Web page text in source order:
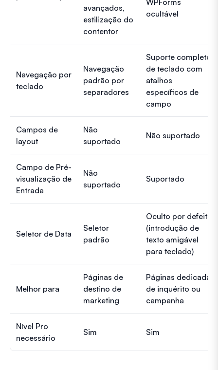
avançados,
estilização do
contentor
ocultável
Navegação por
teclado
Navegação
padrão por
separadores
Suporte completo
de teclado com
atalhos
específicos de
campo
Campos de
layout
Não
suportado
Não suportado
Campo de Pré-
visualização de
Entrada
Não
suportado
Suportado
Seletor de Data
Seletor
padrão
Oculto por defeito
(introdução de
texto amigável
para teclado)
Melhor para
Páginas de
destino de
marketing
Páginas dedicadas
de inquérito ou
campanha
Nível Pro
necessário
Sim Sim